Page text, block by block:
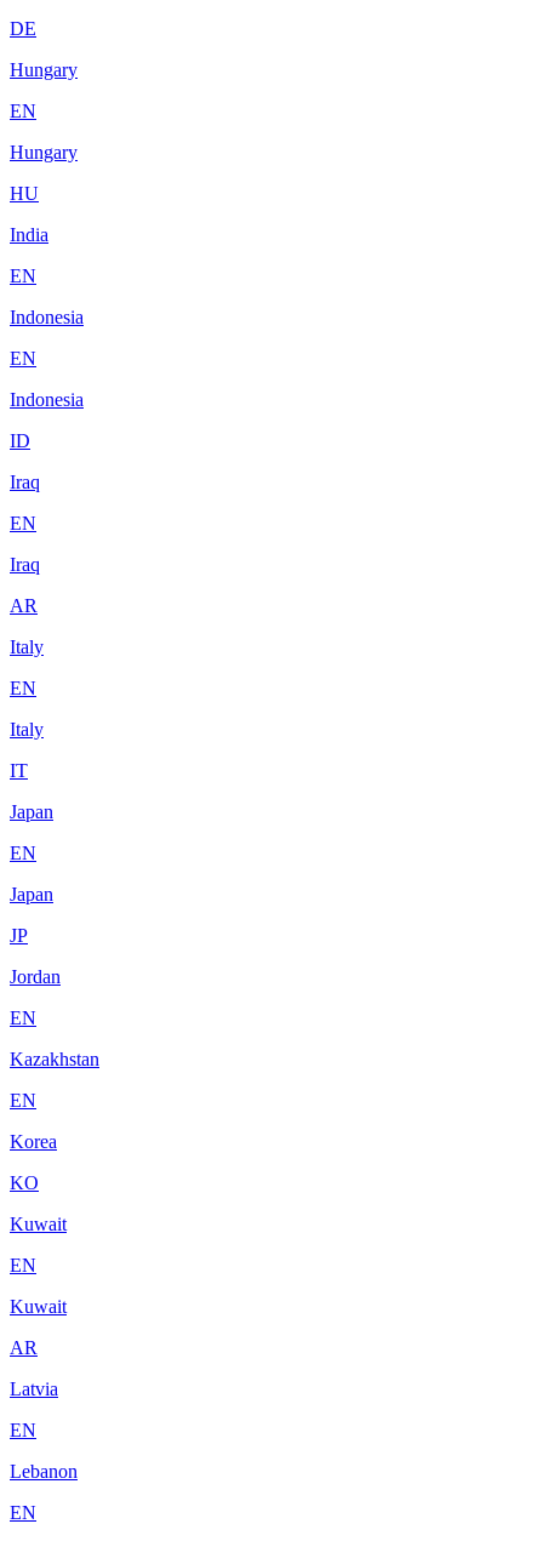
DE
Hungary
EN
Hungary
HU
India
EN
Indonesia
EN
Indonesia
ID
Iraq
EN
Iraq
AR
Italy
EN
Italy
IT
Japan
EN
Japan
JP
Jordan
EN
Kazakhstan
EN
Korea
KO
Kuwait
EN
Kuwait
AR
Latvia
EN
Lebanon
EN